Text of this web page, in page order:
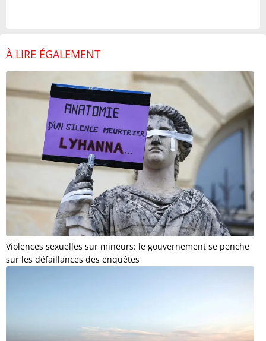
À LIRE ÉGALEMENT
Violences sexuelles sur mineurs: le gouvernement se penche
sur les défaillances des enquêtes